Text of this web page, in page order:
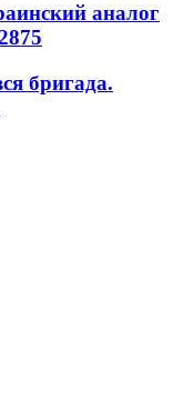
аналог
бригада.